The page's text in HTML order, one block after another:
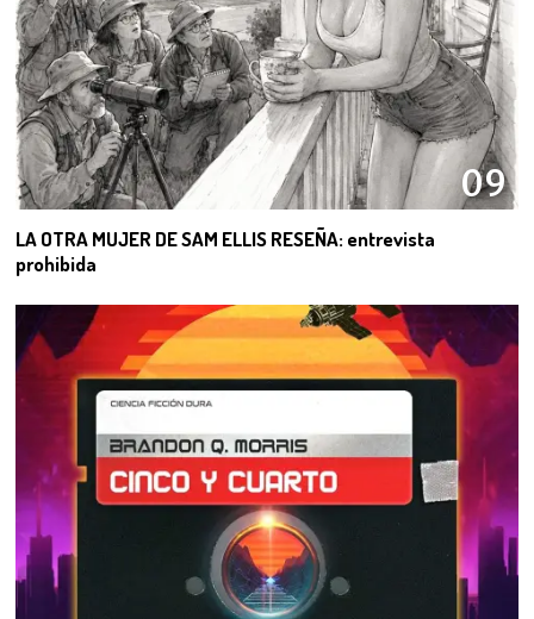
09
LA OTRA MUJER DE SAM ELLIS RESEÑA: entrevista
prohibida